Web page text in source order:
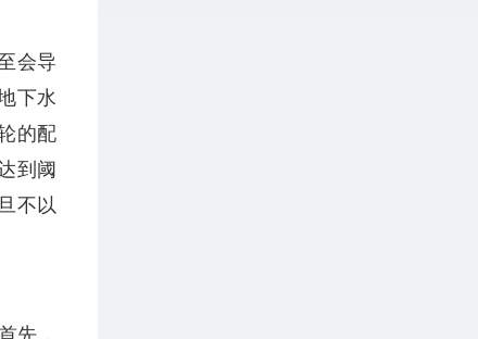
会导
下水
的配
到阈
不以
先，